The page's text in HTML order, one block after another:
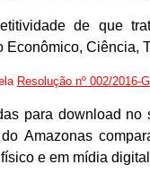
de que
Ciência,
Resolução nº 002/2016-
para download
Amazonas
e em mídia